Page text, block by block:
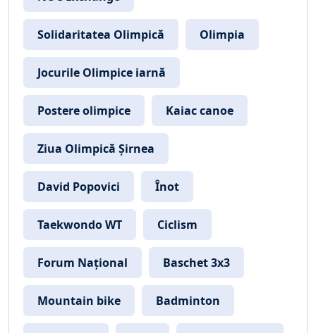
Solidaritatea Olimpică Olimpia
Jocurile Olimpice iarnă
Postere olimpice Kaiac canoe
Ziua Olimpică Șirnea
David Popovici Înot
Taekwondo WT Ciclism
Forum Național Baschet 3x3
Mountain bike Badminton